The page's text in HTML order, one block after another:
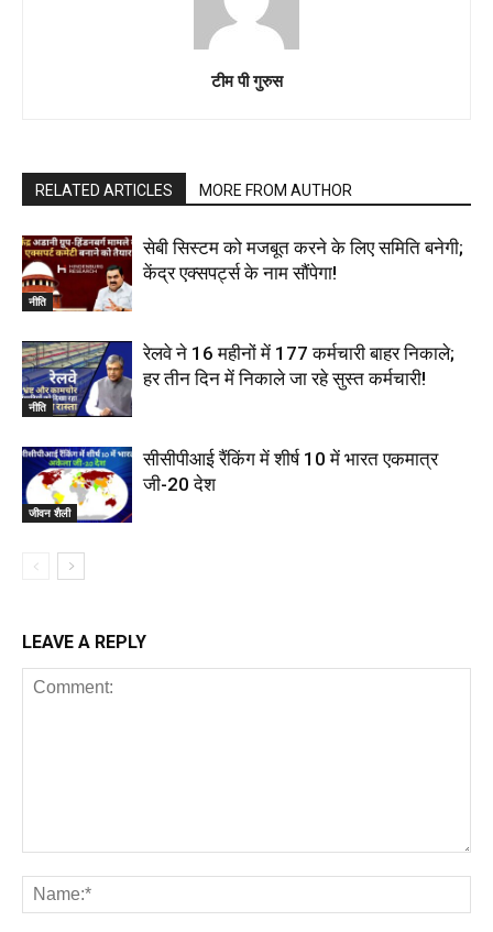
टीम पी गुरुस
RELATED ARTICLES MORE FROM AUTHOR
नीति
सेबी सिस्टम को मजबूत करने के लिए समिति बनेगी;
केंद्र एक्सपर्ट्स के नाम सौंपेगा!
नीति
रेलवे ने 16 महीनों में 177 कर्मचारी बाहर निकाले;
हर तीन दिन में निकाले जा रहे सुस्त कर्मचारी!
जीवन शैली
सीसीपीआई रैंकिंग में शीर्ष 10 में भारत एकमात्र
जी-20 देश
LEAVE A REPLY